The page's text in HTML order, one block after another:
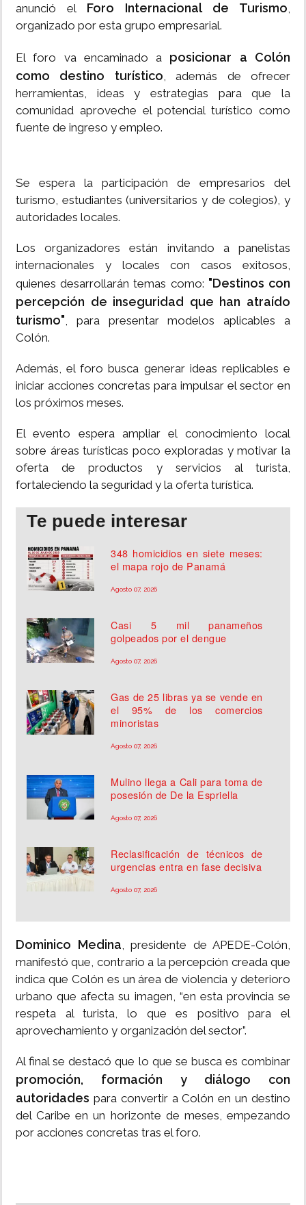
anunció el Foro Internacional de Turismo,
organizado por esta grupo empresarial.
El foro va encaminado a posicionar a Colón
como destino turístico, además de ofrecer
herramientas, ideas y estrategias para que la
comunidad aproveche el potencial turístico como
fuente de ingreso y empleo.
Se espera la participación de empresarios del
turismo, estudiantes (universitarios y de colegios), y
autoridades locales.
Los organizadores están invitando a panelistas
internacionales y locales con casos exitosos,
quienes desarrollarán temas como: "Destinos con
percepción de inseguridad que han atraído
turismo", para presentar modelos aplicables a
Colón.
Además, el foro busca generar ideas replicables e
iniciar acciones concretas para impulsar el sector en
los próximos meses.
El evento espera ampliar el conocimiento local
sobre áreas turísticas poco exploradas y motivar la
oferta de productos y servicios al turista,
fortaleciendo la seguridad y la oferta turística.
Te puede interesar
348 homicidios en siete meses:
el mapa rojo de Panamá
Agosto 07, 2026
Casi 5 mil panameños
golpeados por el dengue
Agosto 07, 2026
Gas de 25 libras ya se vende en
el 95% de los comercios
minoristas
Agosto 07, 2026
Mulino llega a Cali para toma de
posesión de De la Espriella
Agosto 07, 2026
Reclasificación de técnicos de
urgencias entra en fase decisiva
Agosto 07, 2026
Dominico Medina, presidente de APEDE-Colón,
manifestó que, contrario a la percepción creada que
indica que Colón es un área de violencia y deterioro
urbano que afecta su imagen, “en esta provincia se
respeta al turista, lo que es positivo para el
aprovechamiento y organización del sector”.
Al final se destacó que lo que se busca es combinar
promoción, formación y diálogo con
autoridades para convertir a Colón en un destino
del Caribe en un horizonte de meses, empezando
por acciones concretas tras el foro.